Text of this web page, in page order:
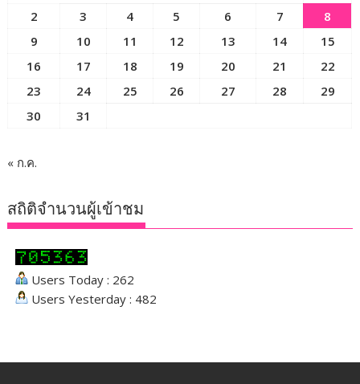
2
3 4 5 6 7
8
9
10 11 12 13 14
15
16
17 18 19 20 21
22
23
24 25 26 27 28
29
30
31
« ก.ค.
สถิติจำนวนผู้เข้าชม
Users Today : 262
Users Yesterday : 482